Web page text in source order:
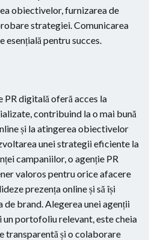
obiectivelor, furnizarea de
strategiei. Comunicarea
esențială pentru succes.
PR digitală oferă acces la
contribuind la o mai bună
și la atingerea obiectivelor
unei strategii eficiente la
campaniilor, o agenție PR
valoros pentru orice afacere
prezența online și să își
de brand. Alegerea unei agenții
un portofoliu relevant, este cheia
transparentă și o colaborare